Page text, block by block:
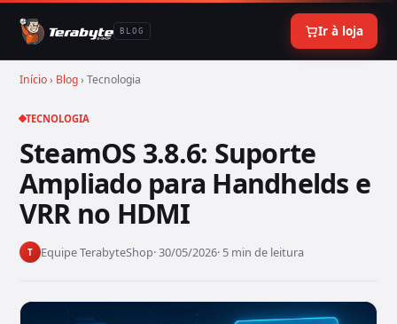
BLOG Ir à loja
Início› Blog› Tecnologia
TECNOLOGIA
SteamOS 3.8.6: Suporte
Ampliado para Handhelds e
VRR no HDMI
T Equipe TerabyteShop· 30/05/2026· 5 min de leitura